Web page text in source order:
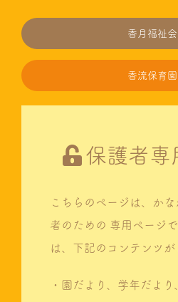
香月福祉会
香流保育園
保護者専
こちらのページは、か
者のための 専用ページで
は、下記のコンテンツが
・園だより、学年だより